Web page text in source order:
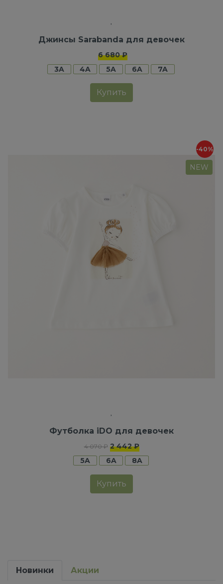
Джинсы Sarabanda для девочек
6 680 ₽
3A
4A 5A 6A 7A
Купить
-40%
NEW
Футболка iDO для девочек
4 070 ₽ 2 442 ₽
5A
6A 8A
Купить
Новинки Акции